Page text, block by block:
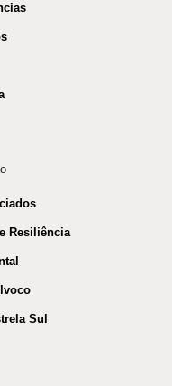
Resiliência
Sul